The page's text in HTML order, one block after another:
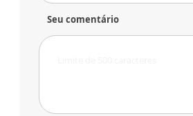
Seu comentário